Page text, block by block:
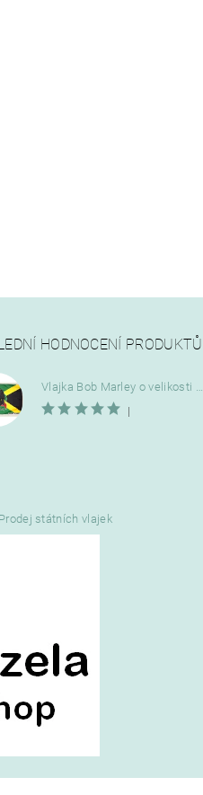
HODNOCENÍ PRODUKTŮ
Vlajka Bob Marley o velikosti 90 x 150 cm
|
Prodej státních vlajek